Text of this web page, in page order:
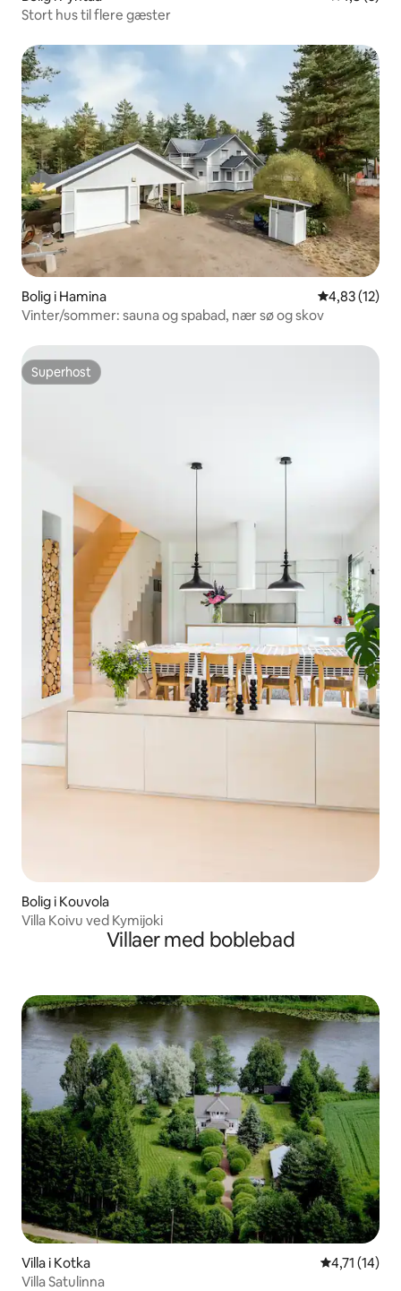
Stort hus til flere gæster
Bolig i Hamina 4,83 ud af 5
4,83 (12)
Vinter/sommer: sauna og spabad, nær sø og skov
Superhost
Superhost
Bolig i Kouvola
Villa Koivu ved Kymijoki
Villaer med boblebad
Villa i Kotka 4,71 ud af 5
4,71 (14)
Villa Satulinna